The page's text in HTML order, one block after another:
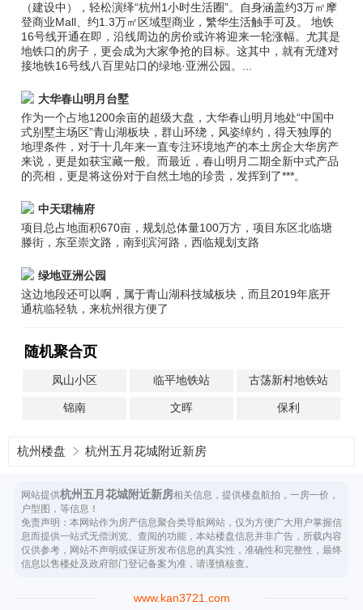
（建设中），轻松演绎“杭州1小时生活圈”。自身涵盖约3万㎡摩
登商业Mall、约1.3万㎡区域型商业，繁华生活触手可及。 地铁
16号线开通在即，沿线周边的房价或许将迎来一轮涨幅。尤其是
地铁口的房子，更会成为大家争抢的目标。这其中，就有无缝对
接地铁16号线八百里站口的绿地·亚洲公园。...
大华春山明月台墅
作为一个占地1200余亩的超级大盘，大华春山明月地处“中国中
式别墅主场区”青山湖板块，群山环绕，风姿绰约，得天独厚的
地理条件，对于十几年来一直专注环境地产的本土房企大华房产
来说，更是如获宝藏一般。而最近，春山明月二期全新中式产品
的亮相，更是将这份对于自然土地的珍贵，发挥到了***。
中天珺楠府
项目总占地面积670亩，规划总体量100万方，项目东区北临塘
滕街，东至崇文路，南到滨河路，西临规划支路
绿地亚洲公园
这边地段还可以啊，属于青山湖科技城板块，而且2019年底开
通杭临轻轨，来杭州很方便了
随机聚合页
凤山小区 临平地铁站 古荡新村地铁站
锦南 文晖 保利
杭州楼盘 杭州五月花城附近新房
网站提供杭州五月花城附近新房相关信息，提供楼盘航拍，一房一价，
户型图，等信息！
免责声明：本网站作为房产信息聚合类导航网站，仅为方便广大用户掌握信
息而提供一站式无偿浏览、查阅的功能，本站楼盘信息并非广告，所载内容
仅供参考，网站不声明或保证所发布信息的真实性，准确性和完整性，最终
信息以售楼处及政府部门登记备案为准，请谨慎核查。
www.kan3721.com